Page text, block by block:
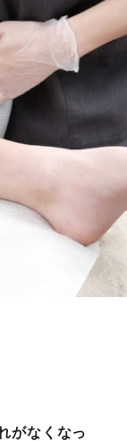
がなくなっ